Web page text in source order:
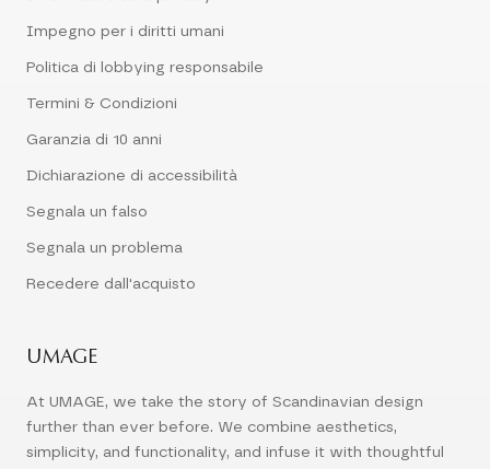
Impegno per i diritti umani
Politica di lobbying responsabile
Termini & Condizioni
Garanzia di 10 anni
Dichiarazione di accessibilità
Segnala un falso
Segnala un problema
Recedere dall'acquisto
UMAGE
At UMAGE, we take the story of Scandinavian design
further than ever before. We combine aesthetics,
simplicity, and functionality, and infuse it with thoughtful